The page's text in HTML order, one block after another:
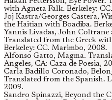
with Agneta Falk. Berkeley:
Joj Kastra/Georges Castera,
the Haitian with Boadiba.
Yannis Livadas, John Coltrane
Translated from the Greek
Berkeley: CC. Marimbo, 2008.
Alfonso Gatto, Magma.
Angeles, CA: Caza de Poesia,
Carla Badillo Coronado,
Translated from the Spanish.
2009.
Sandro Spinazzi, Beyond the